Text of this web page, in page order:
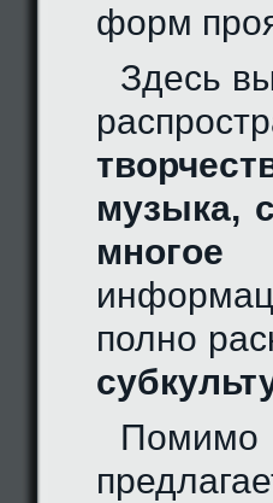
форм
Здесь
музыка,
многое
полно